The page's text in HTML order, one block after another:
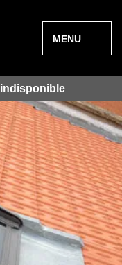
MENU
indisponible